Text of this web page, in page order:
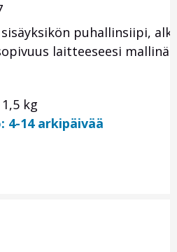
puhallinsiipi,
laitteeseesi
kg
4-14 arkipäivää